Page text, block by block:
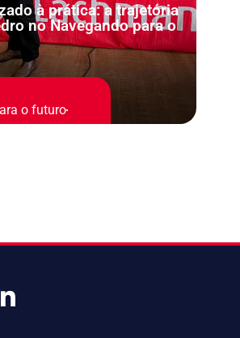
à prática: a trajetória
no Navegando para o
o futuro